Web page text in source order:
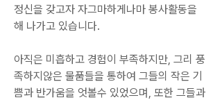
정신을 갖고자 자그마하게나마 봉사활동을
해 나가고 있습니다.
아직은 미흡하고 경험이 부족하지만, 그리 풍
족하지않은 물품들을 통하여 그들의 작은 기
쁨과 반가움을 엇볼수 있었으며, 또한 그들과